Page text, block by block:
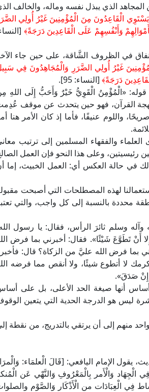
الذي يبذل نفسه وماله، والخالف
يَسْتَوِي الْقَاعِدُونَ مِنَ الْمُؤْمِنِينَ غَيْرُ أُولِي
وَأَنْفُسِهِمْ عَلَى الْقَاعِدِينَ دَرَجَةً﴾
في الظروف الشَّاقة، على حين جاء
غَيْرُ أُولِي الضَّرَرِ وَالْمُجَاهِدُونَ فِي
دَرَجَةً﴾ [النساء: 95].
«الْمُؤْمِنُ الْقَوِيُّ خَيْرٌ وَأَحَبُّ إِلَى اللهِ
القرآن، فهو حين يتحدث عن موقف
واللوم عنيفًا، فأما إذ كان الأمر هنا
والفقهاء المسلمين إلى ترتيب
وعلى هذا النحو فإن العمل
في حالة العكس أي: العمل الخبيث، إما
لهذه المصطلحات التي أصبحت
محددة بالنسبة إلى كل واجب، والتي
وآله وسلم ثائرَ الرأس، فقال: يا رسول
أَنْ تَطَوَّعَ شَيْئًا». فقال: أخبرني بما فرض
بما فرض الله عليَّ من الزكاة؟ قال:
لا أتطوع شيئًا، ولا أنقص مما فرضه
إِنْ صَدَقَ».
أنها صيغة الحد الأعلى، بل على
ليس هو الدرجة الحدية التي يتعين
منهم إلى أن يرتقي بالتدريج، من نقطة
يقول الإمام اليافعي: [قَالَ الْعلمَاء:
الْجِهَاد وَالْأَمر بِالْمَعْرُوفِ وَالنَّهْي عَن
فِي الْعِبَادَات من الْأَذْكَار وَالصَّوْم